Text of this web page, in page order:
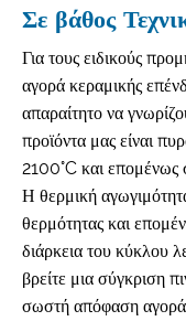
Σε βάθος
Για τους ειδικούς
αγορά κεραμικής
απαραίτητο να
προϊόντα μας είναι
2100°C και επομένως
Η θερμική
θερμότητας και
διάρκεια του κύκλου
βρείτε μια σύγκριση
σωστή απόφαση